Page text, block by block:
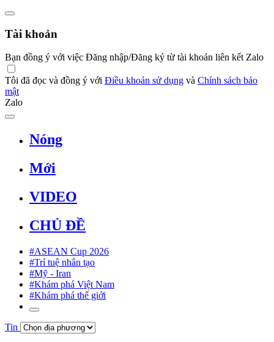
Tài khoản
Bạn đồng ý với việc Đăng nhập/Đăng ký từ tài khoản liên kết Zalo
Tôi đã đọc và đồng ý với Điều khoản sử dụng và Chính sách bảo
mật
Zalo
Nóng
Mới
VIDEO
CHỦ ĐỀ
#ASEAN Cup 2026
#Trí tuệ nhân tạo
#Mỹ - Iran
#Khám phá Việt Nam
#Khám phá thế giới
Tin